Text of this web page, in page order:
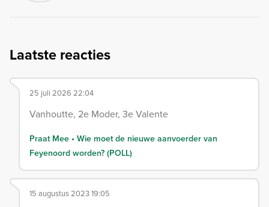
Laatste reacties
25 juli 2026 22:04
Vanhoutte, 2e Moder, 3e Valente
Praat Mee • Wie moet de nieuwe aanvoerder van
Feyenoord worden? (POLL)
15 augustus 2023 19:05